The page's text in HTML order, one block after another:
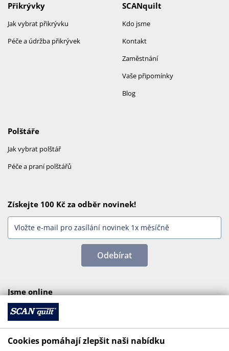
SCANquilt
Kdo jsme
Kontakt
Zaměstnání
Vaše připomínky
Blog
Přikrývky
Jak vybrat přikrývku
Péče a údržba přikrývek
Polštáře
Jak vybrat polštář
Péče a praní polštářů
Získejte 100 Kč za odběr novinek!
Odebírat
Jsme online
Cookies pomáhají zlepšit naši nabídku